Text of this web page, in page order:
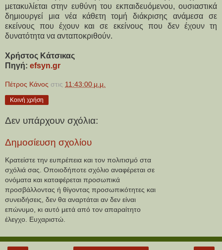
μετακυλίεται στην ευθύνη του εκπαιδευόμενου, ουσιαστικά
δημιουργεί μια νέα κάθετη τομή διάκρισης ανάμεσα σε
εκείνους που έχουν και σε εκείνους που δεν έχουν τη
δυνατότητα να ανταποκριθούν.
Χρήστος Κάτσικας
Πηγή: efsyn.gr
Πέτρος Κάνος στις 11:43:00 μ.μ.
Κοινή χρήση
Δεν υπάρχουν σχόλια:
Δημοσίευση σχολίου
Κρατείστε την ευπρέπεια και τον πολιτισμό στα
σχόλιά σας. Οποιοδήποτε σχόλιο αναφέρεται σε
ονόματα και καταφέρεται προσωπικά
προσβάλλοντας ή θίγοντας προσωπικότητες και
συνειδήσεις, δεν θα αναρτάται αν δεν είναι
επώνυμο, κι αυτό μετά από τον απαραίτητο
έλεγχο. Ευχαριστώ.